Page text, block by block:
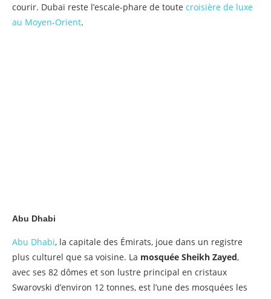
courir. Dubaï reste l’escale-phare de toute croisière de luxe
au Moyen-Orient.
Abu Dhabi
Abu Dhabi, la capitale des Émirats, joue dans un registre
plus culturel que sa voisine. La mosquée Sheikh Zayed,
avec ses 82 dômes et son lustre principal en cristaux
Swarovski d’environ 12 tonnes, est l’une des mosquées les